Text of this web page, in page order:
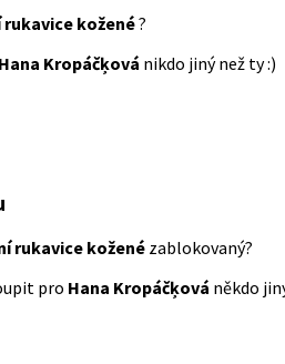
rukavice kožené?
Hana Kropáčķová nikdo jiný než ty :)
rukavice koženézablokovaný?
pro Hana Kropáčķová někdo